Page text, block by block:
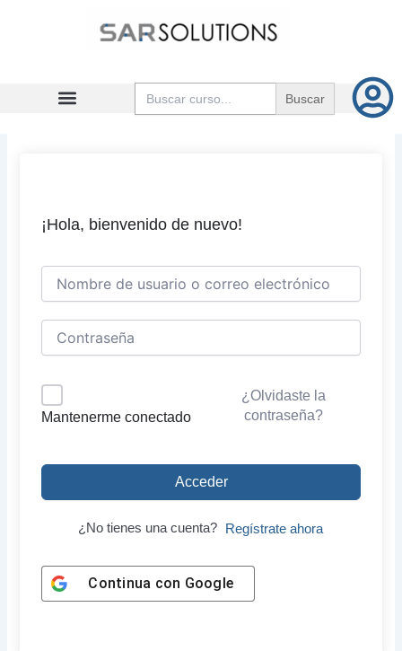
Buscar:
¡Hola, bienvenido de nuevo!
Mantenerme conectado
¿Olvidaste la
contraseña?
Acceder
¿No tienes una cuenta? Regístrate ahora
Continua con Google